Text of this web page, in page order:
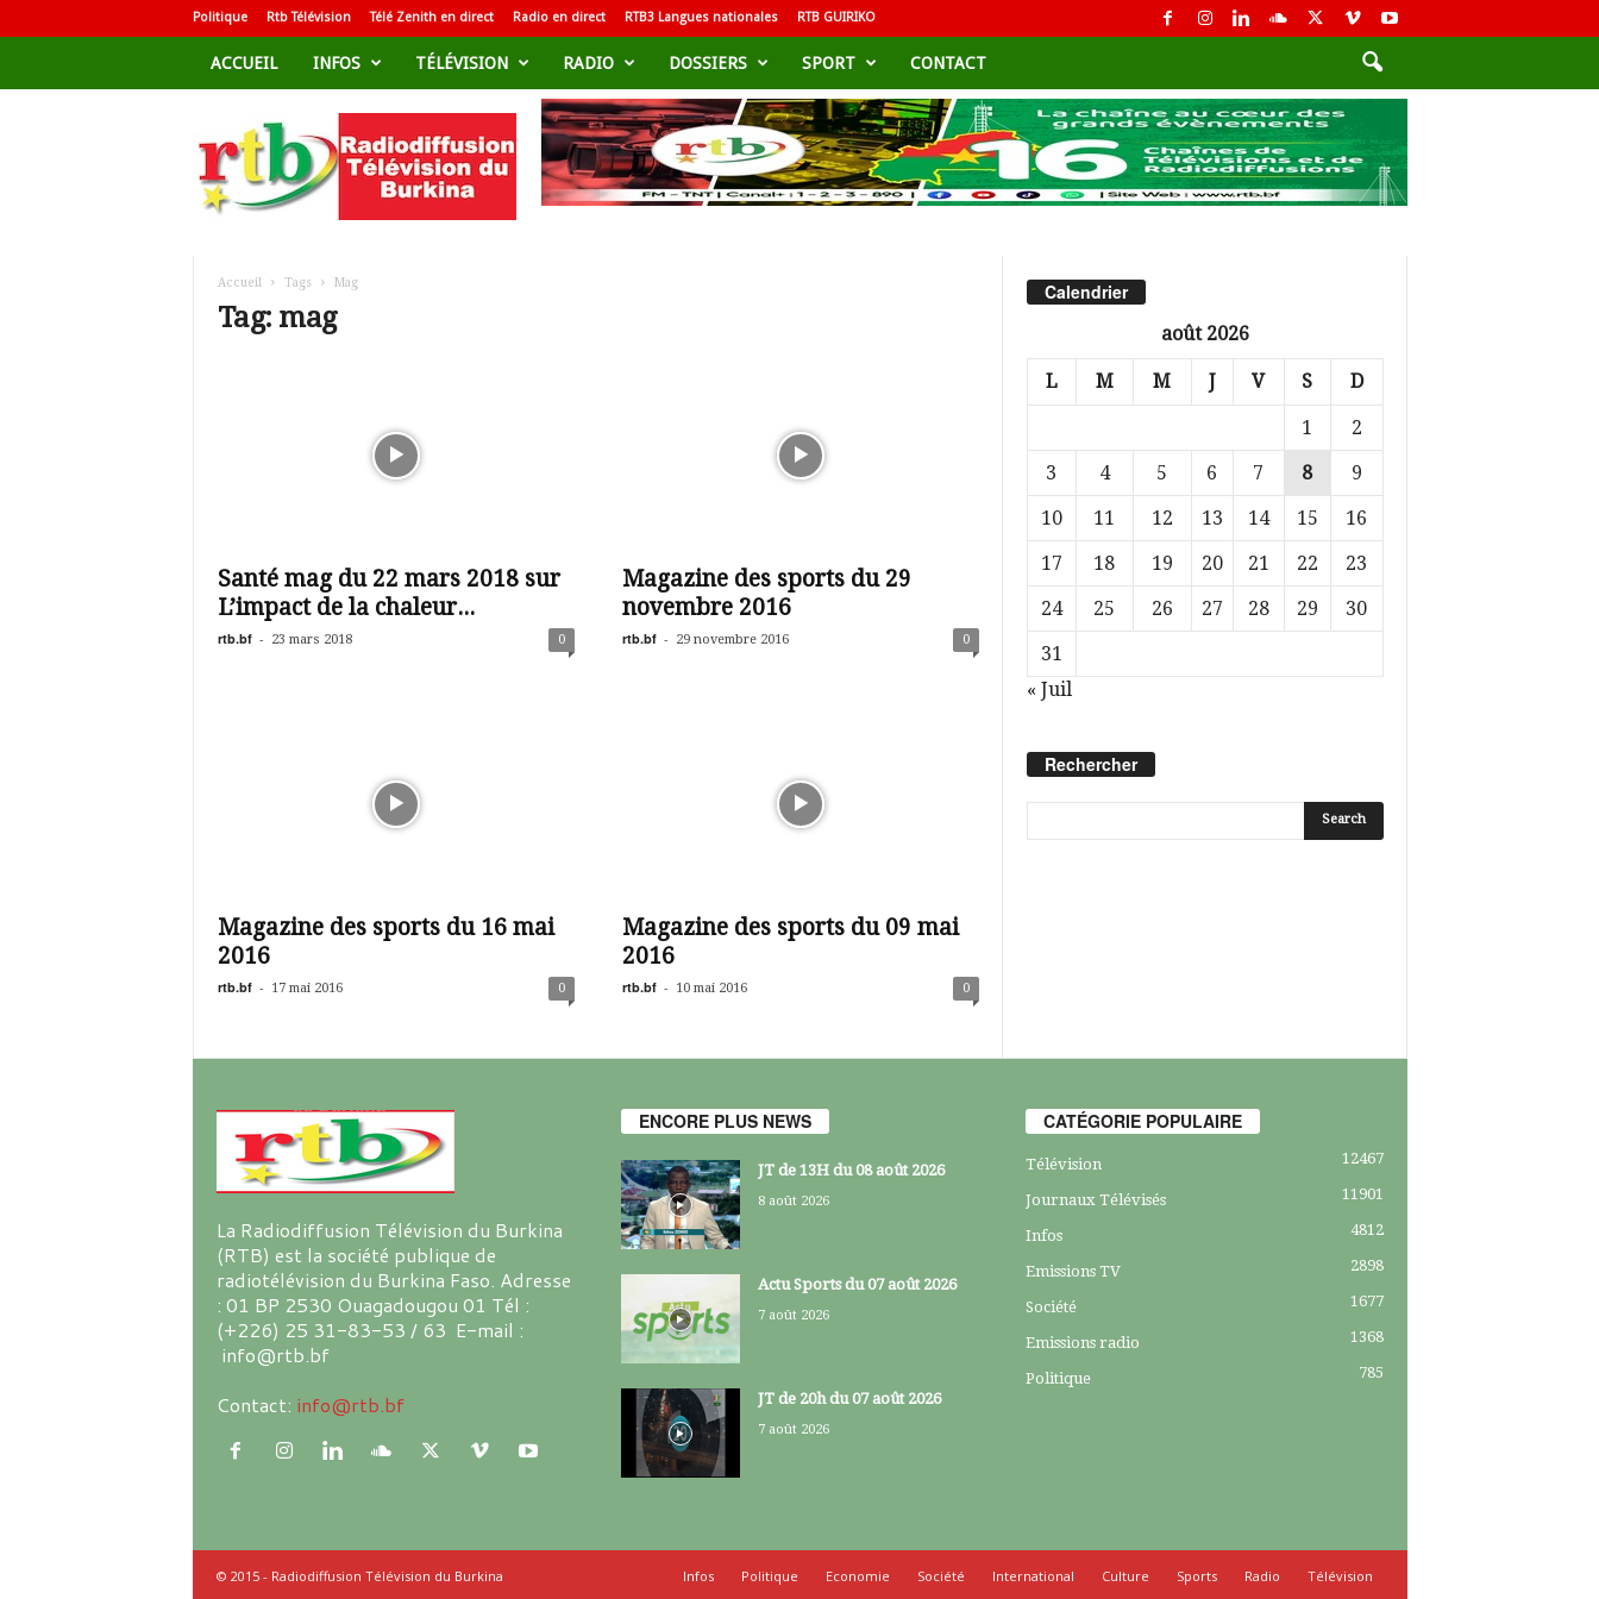
Politique Rtb Télévision Télé Zenith en direct Radio en direct RTB3 Langues nationales RTB GUIRIKO
ACCUEIL INFOS TÉLÉVISION RADIO DOSSIERS SPORT CONTACT
d
i
Accueil Tags Mag
Tag: mag
Santé mag du 22 mars 2018 sur
L’impact de la chaleur...
rtb.bf - 23 mars 2018 0
Magazine des sports du 29
novembre 2016
rtb.bf - 29 novembre 2016 0
Magazine des sports du 16 mai
2016
rtb.bf - 17 mai 2016 0
Magazine des sports du 09 mai
2016
rtb.bf - 10 mai 2016 0
Calendrier
août 2026
L M M J V S D
1
2
3
4 5 6 7 8
9
10
11 12 13 14 15
16
17
18 19 20 21 22
23
24
25 26 27 28 29
30
31
« Juil
Rechercher
La Radiodiffusion Télévision du Burkina
(RTB) est la société publique de
radiotélévision du Burkina Faso. Adresse
: 01 BP 2530 Ouagadougou 01 Tél :
(+226) 25 31-83-53 / 63 E-mail :
info@rtb.bf
Contact: info@rtb.bf
ENCORE PLUS NEWS
JT de 13H du 08 août 2026
8 août 2026
Actu Sports du 07 août 2026
7 août 2026
JT de 20h du 07 août 2026
7 août 2026
CATÉGORIE POPULAIRE
Télévision 12467
Journaux Télévisés 11901
Infos 4812
Emissions TV 2898
Société 1677
Emissions radio 1368
Politique 785
Infos Politique Economie Société International Culture Sports Radio
Télévision
© 2015 - Radiodiffusion Télévision du Burkina